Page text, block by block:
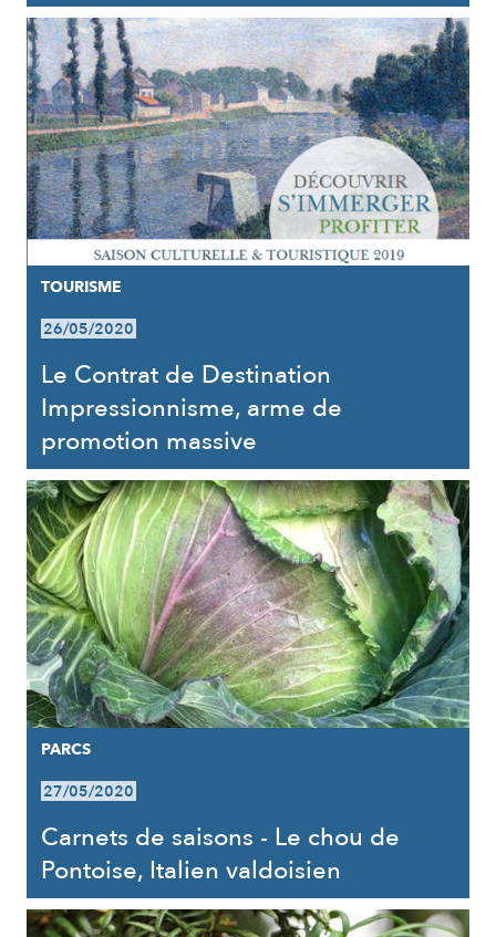
TOURISME
26/05/2020
Le Contrat de Destination
Impressionnisme, arme de
promotion massive
PARCS
27/05/2020
Carnets de saisons - Le chou de
Pontoise, Italien valdoisien